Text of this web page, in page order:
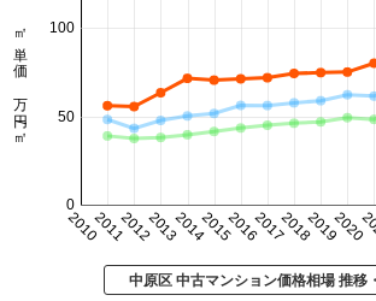
20102011201220132014201520162017201820192020
0
50
100
㎡単価 万円/㎡
中原区 中古マンション価格相場 推移